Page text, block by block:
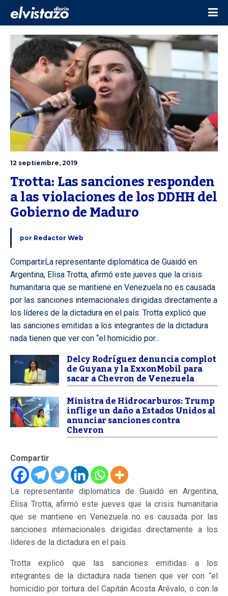
12 septiembre, 2019
Trotta: Las sanciones responden
a las violaciones de los DDHH del
Gobierno de Maduro
por Redactor Web
CompartirLa representante diplomática de Guaidó en
Argentina, Elisa Trotta, afirmó este jueves que la crisis
humanitaria que se mantiene en Venezuela no es causada
por las sanciones internacionales dirigidas directamente a
los líderes de la dictadura en el país. Trotta explicó que
las sanciones emitidas a los integrantes de la dictadura
nada tienen que ver con “el homicidio por...
Delcy Rodríguez denuncia complot
de Guyana y la ExxonMobil para
sacar a Chevron de Venezuela
Ministra de Hidrocarburos: Trump
inflige un daño a Estados Unidos al
anunciar sanciones contra
Chevron
Compartir
La representante diplomática de Guaidó en Argentina,
Elisa Trotta, afirmó este jueves que la crisis humanitaria
que se mantiene en Venezuela no es causada por las
sanciones internacionales dirigidas directamente a los
líderes de la dictadura en el país.
Trotta explicó que las sanciones emitidas a los
integrantes de la dictadura nada tienen que ver con “el
homicidio por tortura del Capitán Acosta Arévalo, o con la